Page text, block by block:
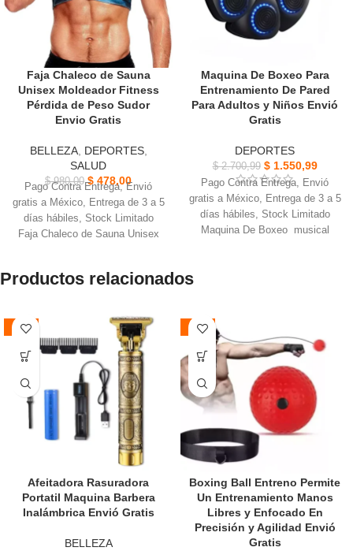
Faja Chaleco de Sauna
Unisex Moldeador Fitness
Pérdida de Peso Sudor
Envio Gratis
BELLEZA, DEPORTES,
SALUD
$980,00 $ 478,00
Pago Contra Entrega, Envió
gratis a México, Entrega de 3 a 5
días hábiles, Stock Limitado
Faja Chaleco de Sauna Unisex
Reduce la cintura y el abdomen
Composición: Poliéster,
Neopreno Tallas S/M, L/XL, 2XL
Maquina De Boxeo Para
Entrenamiento De Pared
Para Adultos y Niños Envió
Gratis
DEPORTES
$2.700,99 $1.550,99
Pago Contra Entrega, Envió
gratis a México, Entrega de 3 a 5
días hábiles, Stock Limitado
Maquina De Boxeo musical
Mejore su experiencia de
entrenamiento con las luces LED
RGB sensibles de objetivo
Construido para soportar golpes
potentes, los módulos de
perforación del golpeador
Productos relacionados
-55%
Afeitadora Rasuradora
Portatil Maquina Barbera
Inalámbrica Envió Gratis
BELLEZA
-50%
Boxing Ball Entreno Permite
Un Entrenamiento Manos
Libres y Enfocado En
Precisión y Agilidad Envió
Gratis